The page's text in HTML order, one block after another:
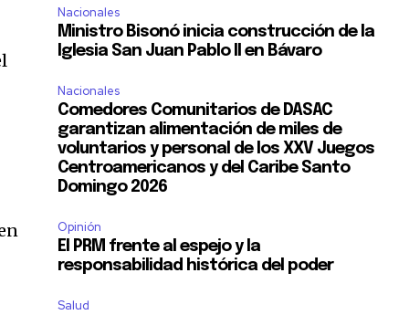
Nacionales
Ministro Bisonó inicia construcción de la
Iglesia San Juan Pablo II en Bávaro
Nacionales
Comedores Comunitarios de DASAC
garantizan alimentación de miles de
voluntarios y personal de los XXV Juegos
Centroamericanos y del Caribe Santo
Domingo 2026
Opinión
El PRM frente al espejo y la
responsabilidad histórica del poder
Salud